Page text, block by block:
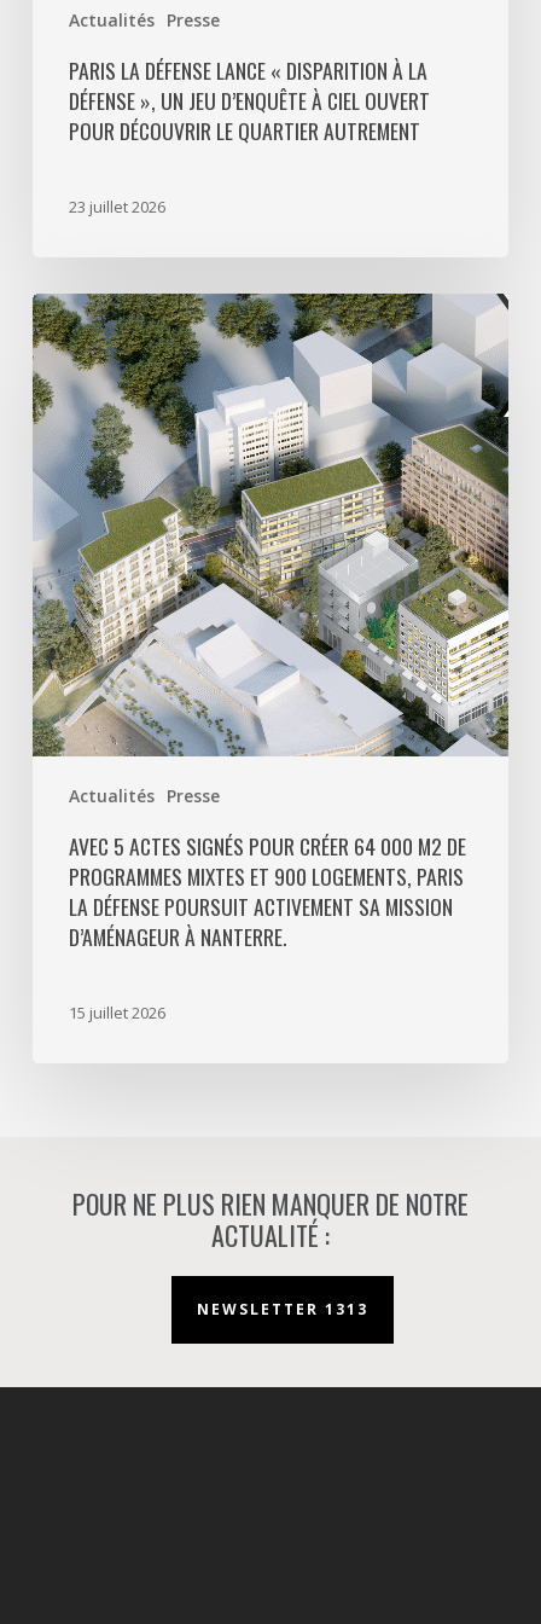
Actualités Presse
découvrir
quartier
PARIS LA DÉFENSE LANCE « DISPARITION À LA
DÉFENSE », UN JEU D’ENQUÊTE À CIEL OUVERT
POUR DÉCOUVRIR LE QUARTIER AUTREMENT
23 juillet 2026
Actualités Presse
Avec
5
actes
signés
pour
créer
000
m2
de
programmes
mixtes
et
900
logements,
Défense
poursuit
activement
AVEC 5 ACTES SIGNÉS POUR CRÉER 64 000 M2 DE
PROGRAMMES MIXTES ET 900 LOGEMENTS, PARIS
LA DÉFENSE POURSUIT ACTIVEMENT SA MISSION
D’AMÉNAGEUR À NANTERRE.
15 juillet 2026
POUR NE PLUS RIEN MANQUER DE NOTRE
ACTUALITÉ :
NEWSLETTER 1313